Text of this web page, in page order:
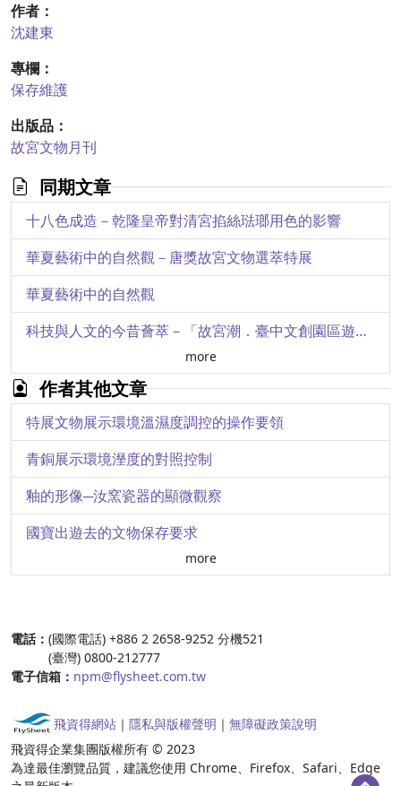
作者：
沈建東
專欄：
保存維護
出版品：
故宮文物月刊
同期文章
十八色成造－乾隆皇帝對清宮掐絲琺瑯用色的影響
華夏藝術中的自然觀－唐獎故宮文物選萃特展
華夏藝術中的自然觀
科技與人文的今昔薈萃－「故宮潮．臺中文創園區遊」書畫4G新媒體藝術展
玉池墨書品古香－談掛軸的詩塘裝裱
盛京皇宮典藏官書及其裝具
高原上的愛侶－喀什米爾〈烏瑪－大自在天〉造像之年代探析
中國古代繪畫中的鏡影圖
藝林生面認前朝－乾隆皇帝對明代雕漆之賞詠
more
作者其他文章
特展文物展示環境溫濕度調控的操作要領
青銅展示環境溼度的對照控制
釉的形像─汝窯瓷器的顯微觀察
國寶出遊去的文物保存要求
幾件院藏南宋官窯的初步檢測
長江流域史前玉璜製作工藝初探
院藏卑南耳飾玦的工藝研究
more
電話： (國際電話) +886 2 2658-9252 分機521
(臺灣) 0800-212777
電子信箱： npm@flysheet.com.tw
飛資得網站 ｜ 隱私與版權聲明 ｜ 無障礙政策說明
飛資得企業集團版權所有 © 2023
為達最佳瀏覽品質，建議您使用 Chrome、Firefox、Safari、Edge